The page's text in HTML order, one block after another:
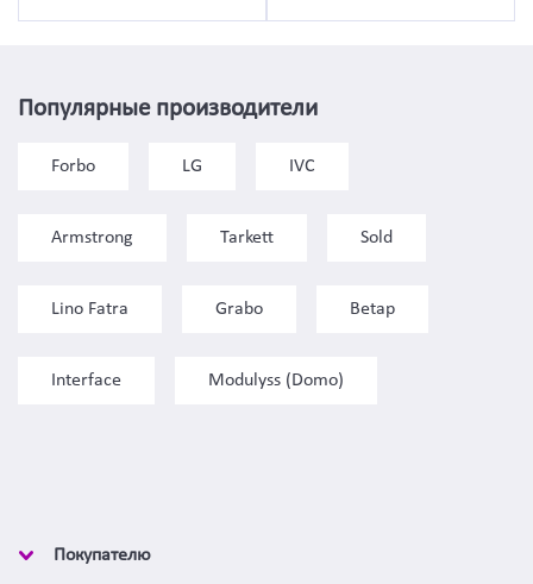
Популярные производители
Forbo LG IVC
Armstrong Tarkett Sold
Lino Fatra Grabo Betap
Interface Modulyss (Domo)
Покупателю